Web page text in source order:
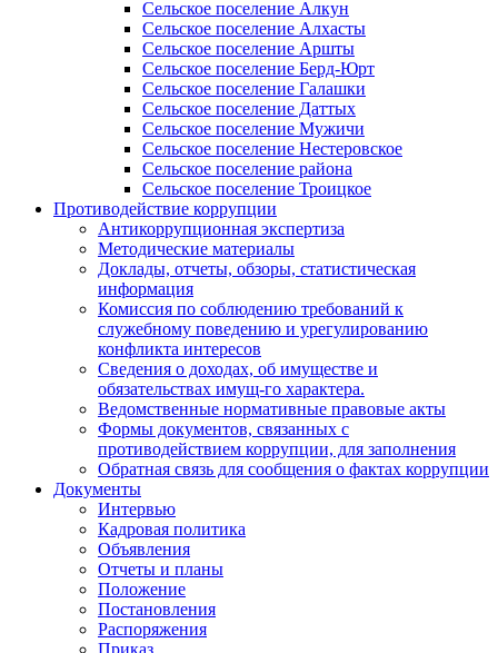
Сельское поселение Алкун
Сельское поселение Алхасты
Сельское поселение Аршты
Сельское поселение Берд-Юрт
Сельское поселение Галашки
Сельское поселение Даттых
Сельское поселение Мужичи
Сельское поселение Нестеровское
Сельское поселение района
Сельское поселение Троицкое
Противодействие коррупции
Антикоррупционная экспертиза
Методические материалы
Доклады, отчеты, обзоры, статистическая
информация
Комиссия по соблюдению требований к
служебному поведению и урегулированию
конфликта интересов
Сведения о доходах, об имуществе и
обязательствах имущ-го характера.
Ведомственные нормативные правовые акты
Формы документов, связанных с
противодействием коррупции, для заполнения
Обратная связь для сообщения о фактах коррупции
Документы
Интервью
Кадровая политика
Объявления
Отчеты и планы
Положение
Постановления
Распоряжения
Приказ